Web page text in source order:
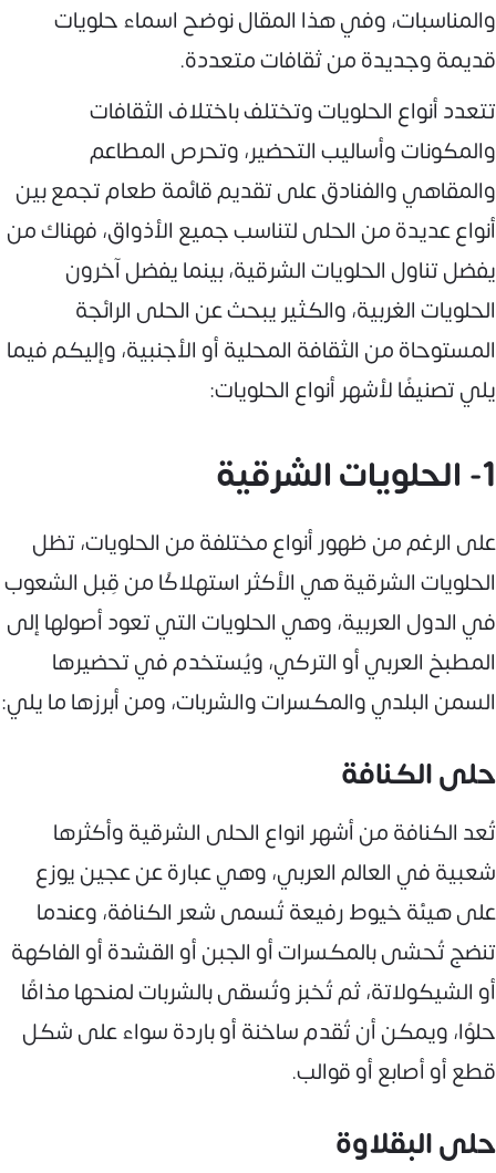
والمناسبات، وفي هذا المقال نوضح اسماء حلويات
قديمة وجديدة من ثقافات متعددة.
تتعدد أنواع الحلويات وتختلف باختلاف الثقافات
والمكونات وأساليب التحضير، وتحرص المطاعم
والمقاهي والفنادق على تقديم قائمة طعام تجمع بين
أنواع عديدة من الحلى لتناسب جميع الأذواق، فهناك من
يفضل تناول الحلويات الشرقية، بينما يفضل آخرون
الحلويات الغربية، والكثير يبحث عن الحلى الرائجة
المستوحاة من الثقافة المحلية أو الأجنبية، وإليكم فيما
يلي تصنيفًا لأشهر أنواع الحلويات:
1- الحلويات الشرقية
على الرغم من ظهور أنواع مختلفة من الحلويات، تظل
الحلويات الشرقية هي الأكثر استهلاكًا من قِبل الشعوب
في الدول العربية، وهي الحلويات التي تعود أصولها إلى
المطبخ العربي أو التركي، ويُستخدم في تحضيرها
السمن البلدي والمكسرات والشربات، ومن أبرزها ما يلي:
حلى الكنافة
تُعد الكنافة من أشهر انواع الحلى الشرقية وأكثرها
شعبية في العالم العربي، وهي عبارة عن عجين يوزع
على هيئة خيوط رفيعة تُسمى شعر الكنافة، وعندما
تنضج تُحشى بالمكسرات أو الجبن أو القشدة أو الفاكهة
أو الشيكولاتة، ثم تُخبز وتُسقى بالشربات لمنحها مذاقًا
حلوًا، ويمكن أن تُقدم ساخنة أو باردة سواء على شكل
قطع أو أصابع أو قوالب.
حلى البقلاوة